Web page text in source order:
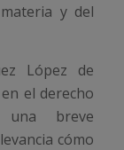
y del
López de
el derecho
una breve
cómo